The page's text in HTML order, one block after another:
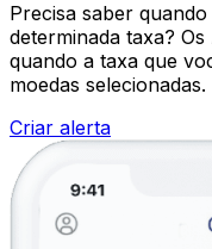
Precisa saber
determinada taxa?
quando a taxa que
moedas selecionadas.
Criar alerta